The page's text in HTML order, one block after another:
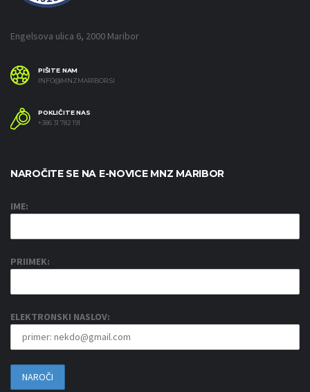
Engelsova ulica 6, 2000 Maribor
PIŠITE NAM
INFO@MNZMARIBOR.SI
POKLIČITE NAS
+386 31 782 191
NAROČITE SE NA E-NOVICE MNZ MARIBOR
IME:
PRIIMEK:
ELEKTRONSKI NASLOV: